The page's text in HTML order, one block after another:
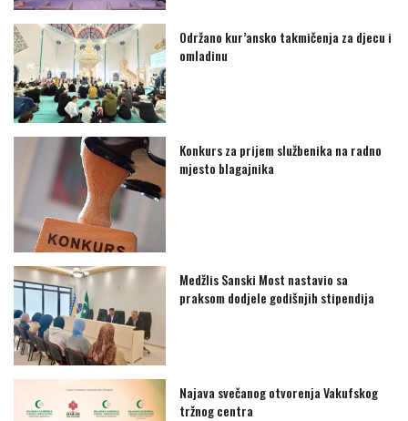
Održano kur’ansko takmičenja za djecu i
omladinu
Konkurs za prijem službenika na radno
mjesto blagajnika
Medžlis Sanski Most nastavio sa
praksom dodjele godišnjih stipendija
Najava svečanog otvorenja Vakufskog
tržnog centra